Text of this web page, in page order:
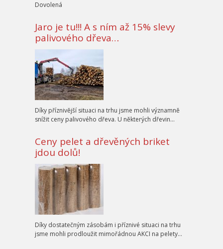
Dovolená
Jaro je tu!!! A s ním až 15% slevy
palivového dřeva…
Díky příznivější situaci na trhu jsme mohli významně
snížit ceny palivového dřeva. U některých dřevin…
Ceny pelet a dřevěných briket
jdou dolů!
Díky dostatečným zásobám i příznivé situaci na trhu
jsme mohli prodloužit mimořádnou AKCI na pelety…